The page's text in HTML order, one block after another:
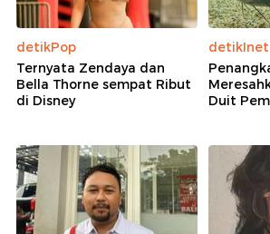
detikPop
Ternyata Zendaya dan
Bella Thorne sempat Ribut
di Disney
detikInet
Duit